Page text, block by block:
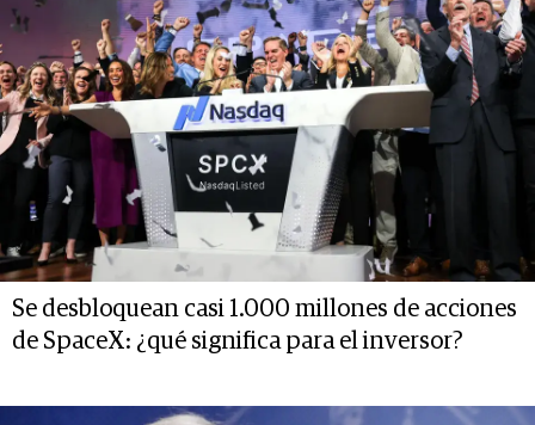
Se desbloquean casi 1.000 millones de acciones
de SpaceX: ¿qué significa para el inversor?